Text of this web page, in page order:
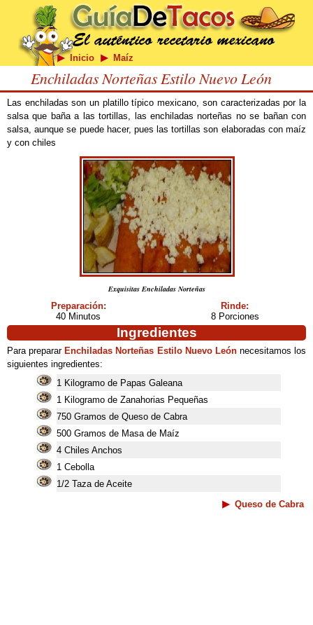
Inicio Maíz
Enchiladas Norteñas Estilo Nuevo León
Las enchiladas son un platillo típico mexicano, son caracterizadas por la
salsa que baña a las tortillas, las enchiladas norteñas no se bañan con
salsa, aunque se puede hacer, pues las tortillas son elaboradas con maíz
y con chiles
Exquisitas Enchiladas Norteñas
Preparación:
40 Minutos
Rinde:
8 Porciones
Ingredientes
Para preparar Enchiladas Norteñas Estilo Nuevo Leónnecesitamos los
siguientes ingredientes:
1 Kilogramo de Papas Galeana
1 Kilogramo de Zanahorias Pequeñas
750 Gramos de Queso de Cabra
500 Gramos de Masa de Maíz
4 Chiles Anchos
1 Cebolla
1/2 Taza de Aceite
Queso de Cabra